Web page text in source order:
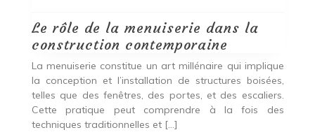
Le rôle de la menuiserie dans la
construction contemporaine
La menuiserie constitue un art millénaire qui implique
la conception et l’installation de structures boisées,
telles que des fenêtres, des portes, et des escaliers.
Cette pratique peut comprendre à la fois des
techniques traditionnelles et […]